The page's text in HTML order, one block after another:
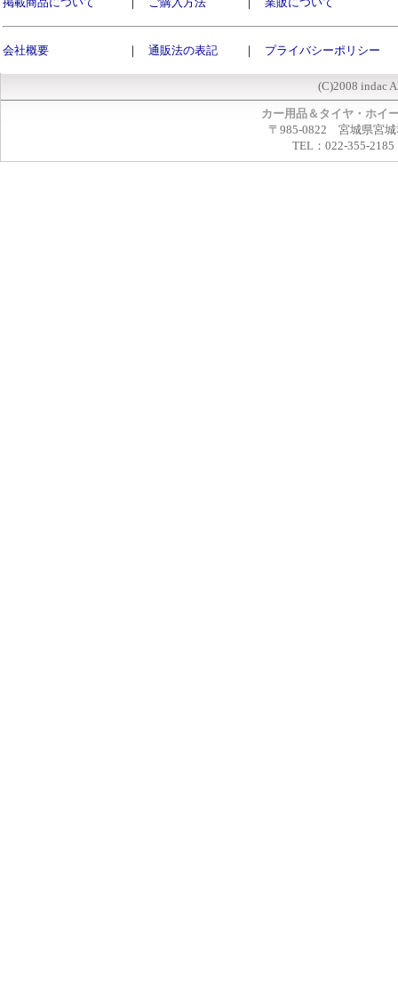
会社概要 ｜ 通販法の表記 ｜ プライバシーポリシー
(C)2008 indac
カー用品＆タイヤ・ホイ
〒985-0822 宮城県宮城
TEL：022-355-